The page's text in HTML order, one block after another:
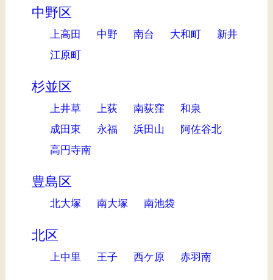
中野区
上高田 中野 南台 大和町
新井
江原町
杉並区
上井草 上荻 南荻窪
和泉
成田東
永福 浜田山
阿佐谷北
高円寺南
豊島区
北大塚 南大塚 南池袋
北区
上中里 王子 西ケ原 赤羽南